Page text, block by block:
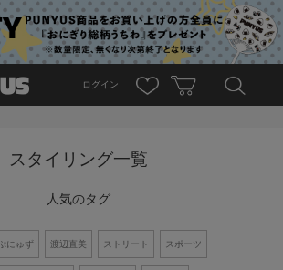
ログイン
スタイリング一覧
人気のタグ
ぷにゅず 渡辺直美 ストリート スポーツ